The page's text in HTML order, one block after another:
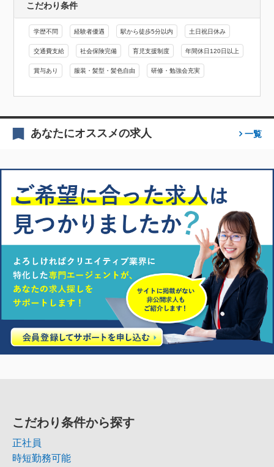
こだわり条件
学歴不問 経験者優遇 駅から徒歩5分以内 土日祝日休み
交通費支給 社会保険完備 育児支援制度 年間休日120日以上
賞与あり 服装・髪型・髪色自由 研修・勉強会充実
あなたにオススメの求人 一覧
こだわり条件から探す
正社員
時短勤務可能